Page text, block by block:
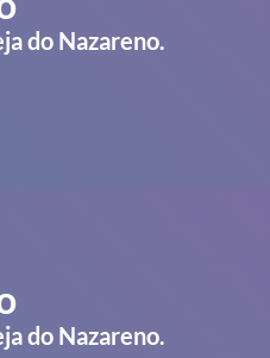
do Nazareno.
do Nazareno.